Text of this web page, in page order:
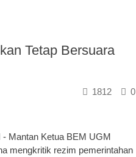
Tetap Bersuara
0
1812
Mantan Ketua BEM UGM
mengkritik rezim pemerintahan